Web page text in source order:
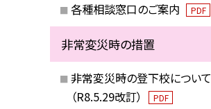
各種相談窓口のご案内 PDF
非常変災時の措置
非常変災時の登下校について
（R8.5.29改訂）
PDF